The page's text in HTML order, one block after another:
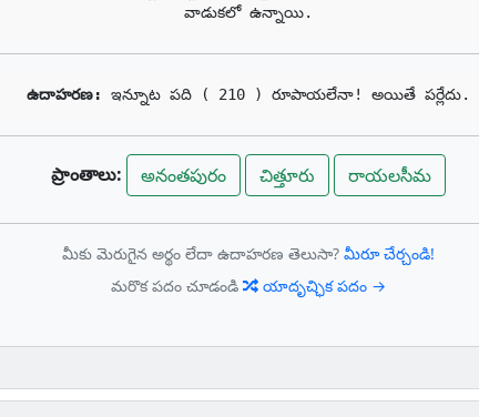
వాడుకలో ఉన్నాయి.
ఉదాహరణ: ఇన్నూట పది ( 210 ) రూపాయలేనా! అయితే పర్లేదు.
ప్రాంతాలు: అనంతపురం చిత్తూరు రాయలసీమ
మీకు మెరుగైన అర్థం లేదా ఉదాహరణ తెలుసా? మీరూ చేర్చండి!
మరొక పదం చూడండి
యాదృచ్ఛిక పదం →